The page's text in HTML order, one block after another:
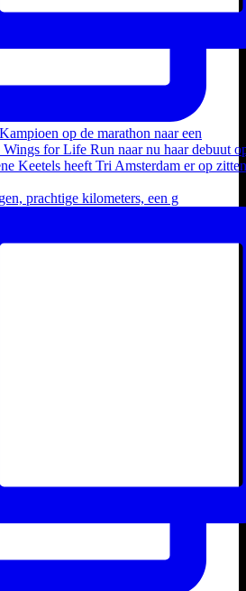
prachtige kilometers, een g